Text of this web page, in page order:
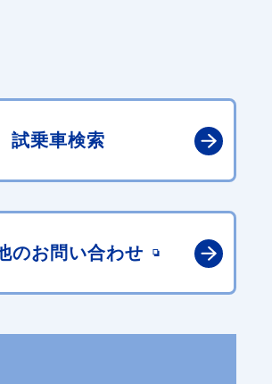
試乗車検索
のお問い合わせ